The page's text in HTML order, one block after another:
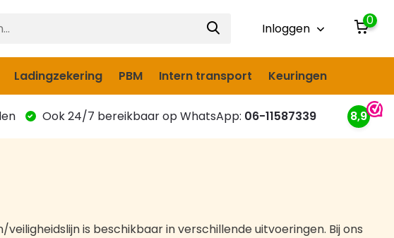
Inloggen
0
Ladingzekering PBM Intern transport Keuringen
Ook 24/7 bereikbaar op WhatsApp: 06-11587339 8,9
is beschikbaar in verschillende uitvoeringen. Bij ons